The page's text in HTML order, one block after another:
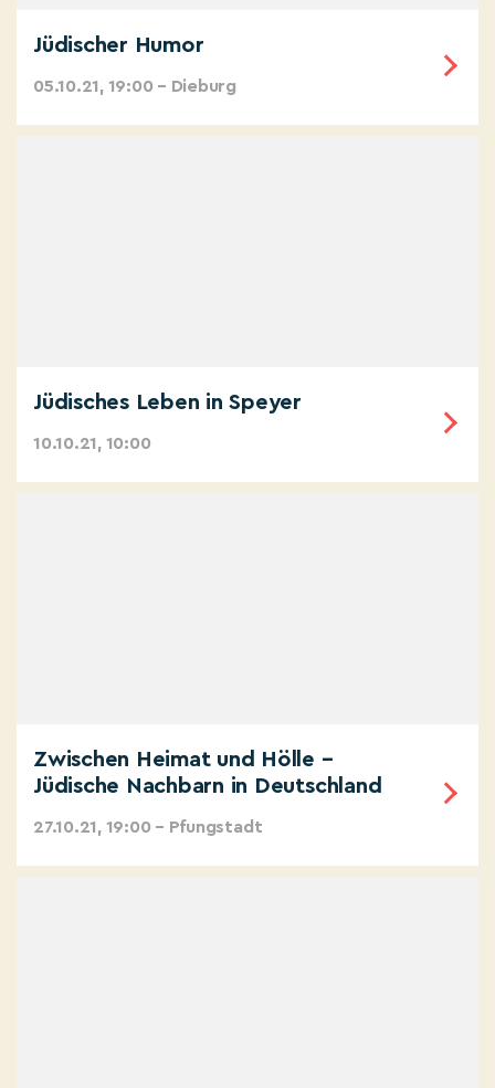
Jüdischer Humor
05.10.21, 19:00 – Dieburg
Jüdisches Leben in Speyer
10.10.21, 10:00
Zwischen Heimat und Hölle –
Jüdische Nachbarn in Deutschland
27.10.21, 19:00 – Pfungstadt